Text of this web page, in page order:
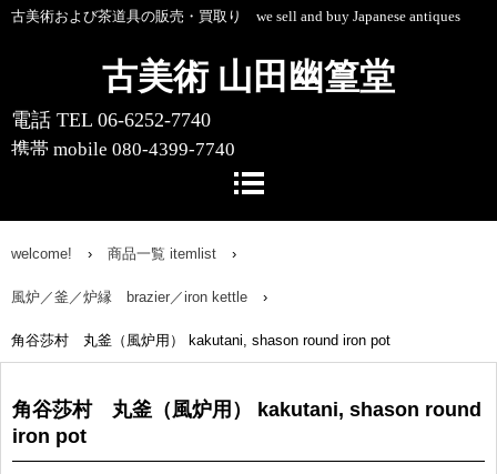
古美術 山田幽篁堂
古美術および茶道具の販売・買取り we sell and buy Japanese antiques
電話 TEL 06-6252-7740
携帯 mobile 080-4399-7740
〒541-0055 大阪市中央区船場中央4-1-
10 船場センタービル10号館1階
welcome! › 商品一覧 itemlist ›
風炉／釜／炉縁 brazier／iron kettle ›
角谷莎村 丸釜（風炉用） kakutani, shason round iron pot
角谷莎村 丸釜（風炉用） kakutani, shason round
iron pot